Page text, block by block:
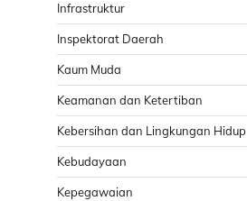
Infrastruktur
Inspektorat Daerah
Kaum Muda
Keamanan dan Ketertiban
Kebersihan dan Lingkungan Hidup
Kebudayaan
Kepegawaian